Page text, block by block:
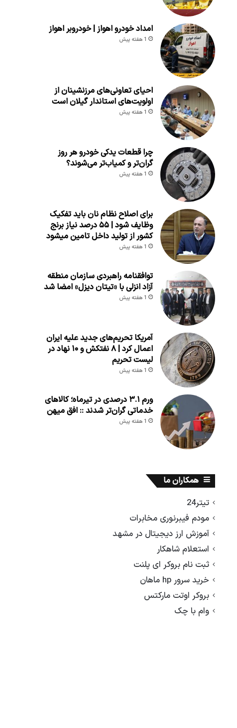
امداد خودرو اهواز | خودروبر اهواز
1 هفته پیش
احیای تعاونی‌های مرزنشینان از
اولویت‌های استاندار گیلان است
1 هفته پیش
چرا قطعات یدکی خودرو هر روز
گران‌تر و کمیاب‌تر می‌شوند؟
1 هفته پیش
برای اصلاح نظام نان باید تفکیک
وظایف شود | ۵۵ درصد نیاز برنج
کشور از تولید داخل تامین میشود
1 هفته پیش
توافقنامه راهبردی سازمان منطقه
آزاد انزلی با «تیتان دیزل» امضا شد
1 هفته پیش
آمریکا تحریم‌های جدید علیه ایران
اعمال کرد | ۸ نفتکش و ۱۰ نهاد در
لیست تحریم
1 هفته پیش
ورم ۳.۱ درصدی در تیرماه؛ کالاهای
خدماتی گران‌تر شدند :: افق میهن
1 هفته پیش
همکاران ما
تیتر24
مودم فیبرنوری مخابرات
آموزش ارز دیجیتال در مشهد
استعلام شاهکار
ثبت نام بروکر ای پلنت
خرید سرور hp ماهان
بروکر اوتت مارکتس
وام با چک